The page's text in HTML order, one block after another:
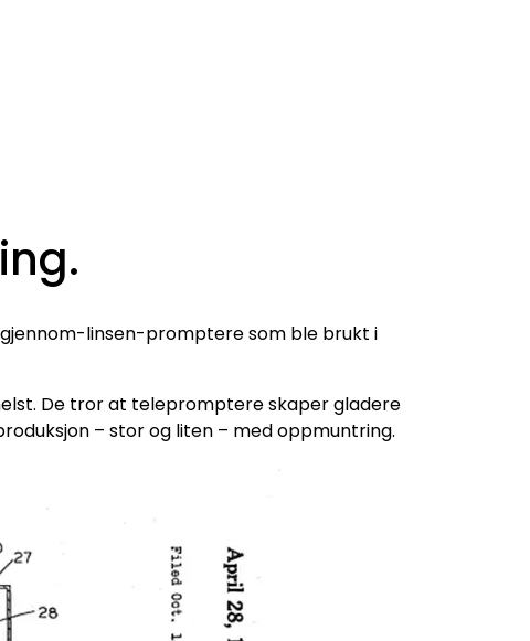
linsen-promptere som ble brukt i
De tror at telepromptere skaper gladere
– stor og liten – med oppmuntring.